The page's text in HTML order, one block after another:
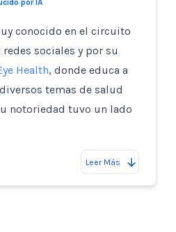
por IA
conocido en el circuito
sociales y por su
Health, donde educa a
temas de salud
notoriedad tuvo un lado
Leer Más